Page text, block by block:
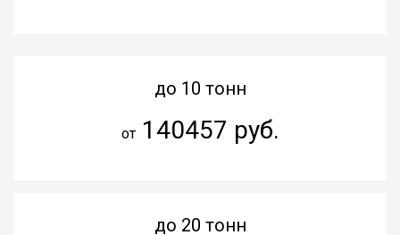
до 10 тонн
от140457 руб.
до 20 тонн